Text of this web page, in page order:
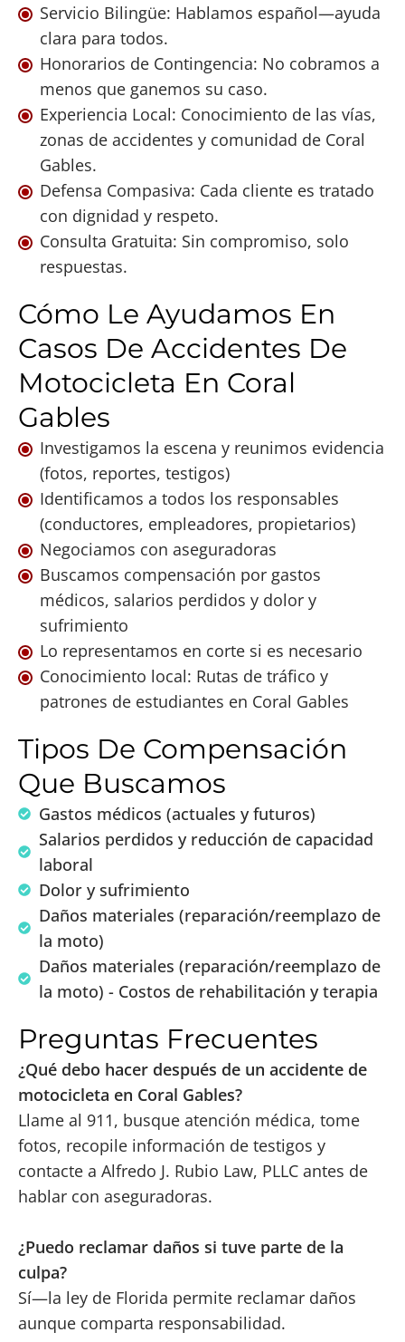
Servicio Bilingüe: Hablamos español—ayuda
clara para todos.
Honorarios de Contingencia: No cobramos a
menos que ganemos su caso.
Experiencia Local: Conocimiento de las vías,
zonas de accidentes y comunidad de Coral
Gables.
Defensa Compasiva: Cada cliente es tratado
con dignidad y respeto.
Consulta Gratuita: Sin compromiso, solo
respuestas.
Cómo Le Ayudamos En
Casos De Accidentes De
Motocicleta En Coral
Gables
Investigamos la escena y reunimos evidencia
(fotos, reportes, testigos)
Identificamos a todos los responsables
(conductores, empleadores, propietarios)
Negociamos con aseguradoras
Buscamos compensación por gastos
médicos, salarios perdidos y dolor y
sufrimiento
Lo representamos en corte si es necesario
Conocimiento local: Rutas de tráfico y
patrones de estudiantes en Coral Gables
Tipos De Compensación
Que Buscamos
Gastos médicos (actuales y futuros)
Salarios perdidos y reducción de capacidad
laboral
Dolor y sufrimiento
Daños materiales (reparación/reemplazo de
la moto)
Daños materiales (reparación/reemplazo de
la moto) - Costos de rehabilitación y terapia
Preguntas Frecuentes
¿Qué debo hacer después de un accidente de
motocicleta en Coral Gables?
Llame al 911, busque atención médica, tome
fotos, recopile información de testigos y
contacte a Alfredo J. Rubio Law, PLLC antes de
hablar con aseguradoras.
¿Puedo reclamar daños si tuve parte de la
culpa?
Sí—la ley de Florida permite reclamar daños
aunque comparta responsabilidad.